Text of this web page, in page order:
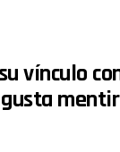
vínculo